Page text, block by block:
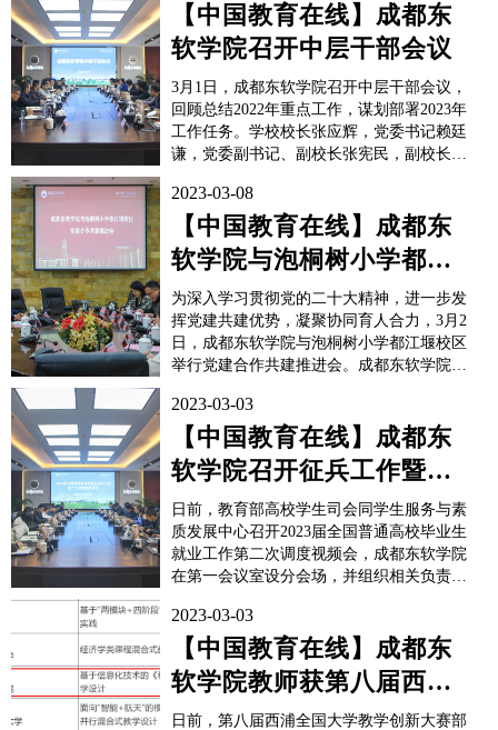
理阎洪亮出席授牌仪式，仪式由外国语学院
副院长李跃壁主持。​​​​​​​张建华常务副院长对来
宾一行表...
【中国教育在线】成都东
软学院召开中层干部会议
3月1日，成都东软学院召开中层干部会议，
回顾总结2022年重点工作，谋划部署2023年
工作任务。学校校长张应辉，党委书记赖廷
谦，党委副书记、副校长张宪民，副校长刘
辉出席会议，各二级学院及职能部门负责人
参加会议，会议由校长助理陈旭辉主持。​​​​​​​会
上，各二级学院及相关部门负责人展开述...
2023-03-08
【中国教育在线】成都东
软学院与泡桐树小学都江
堰校区举行党建合作共建
推进会
为深入学习贯彻党的二十大精神，进一步发
挥党建共建优势，凝聚协同育人合力，3月2
日，成都东软学院与泡桐树小学都江堰校区
举行党建合作共建推进会。成都东软学院党
黄嘉庆，党委统战部、党群工作部部长欧阳
稚文，泡桐树小学都江堰校区党支部书记、
校长吴雨珂出席会议，双方相关职能部门负
责人参加会议。​​​...
2023-03-03
【中国教育在线】成都东
软学院召开征兵工作暨就
业工作推进会
日前，教育部高校学生司会同学生服务与素
质发展中心召开2023届全国普通高校毕业生
就业工作第二次调度视频会，成都东软学院
在第一会议室设分会场，并组织相关负责人
神，贯彻落实党中央、国务院决策部署，分
析研判当前就业形势，抢抓春季学期促就业
工作“关键期”，全力做好2023届高校毕业生
就业工作。会...
2023-03-03
【中国教育在线】成都东
软学院教师获第八届西浦
全国大学教学创新大赛三
日前，第八届西浦全国大学教学创新大赛部